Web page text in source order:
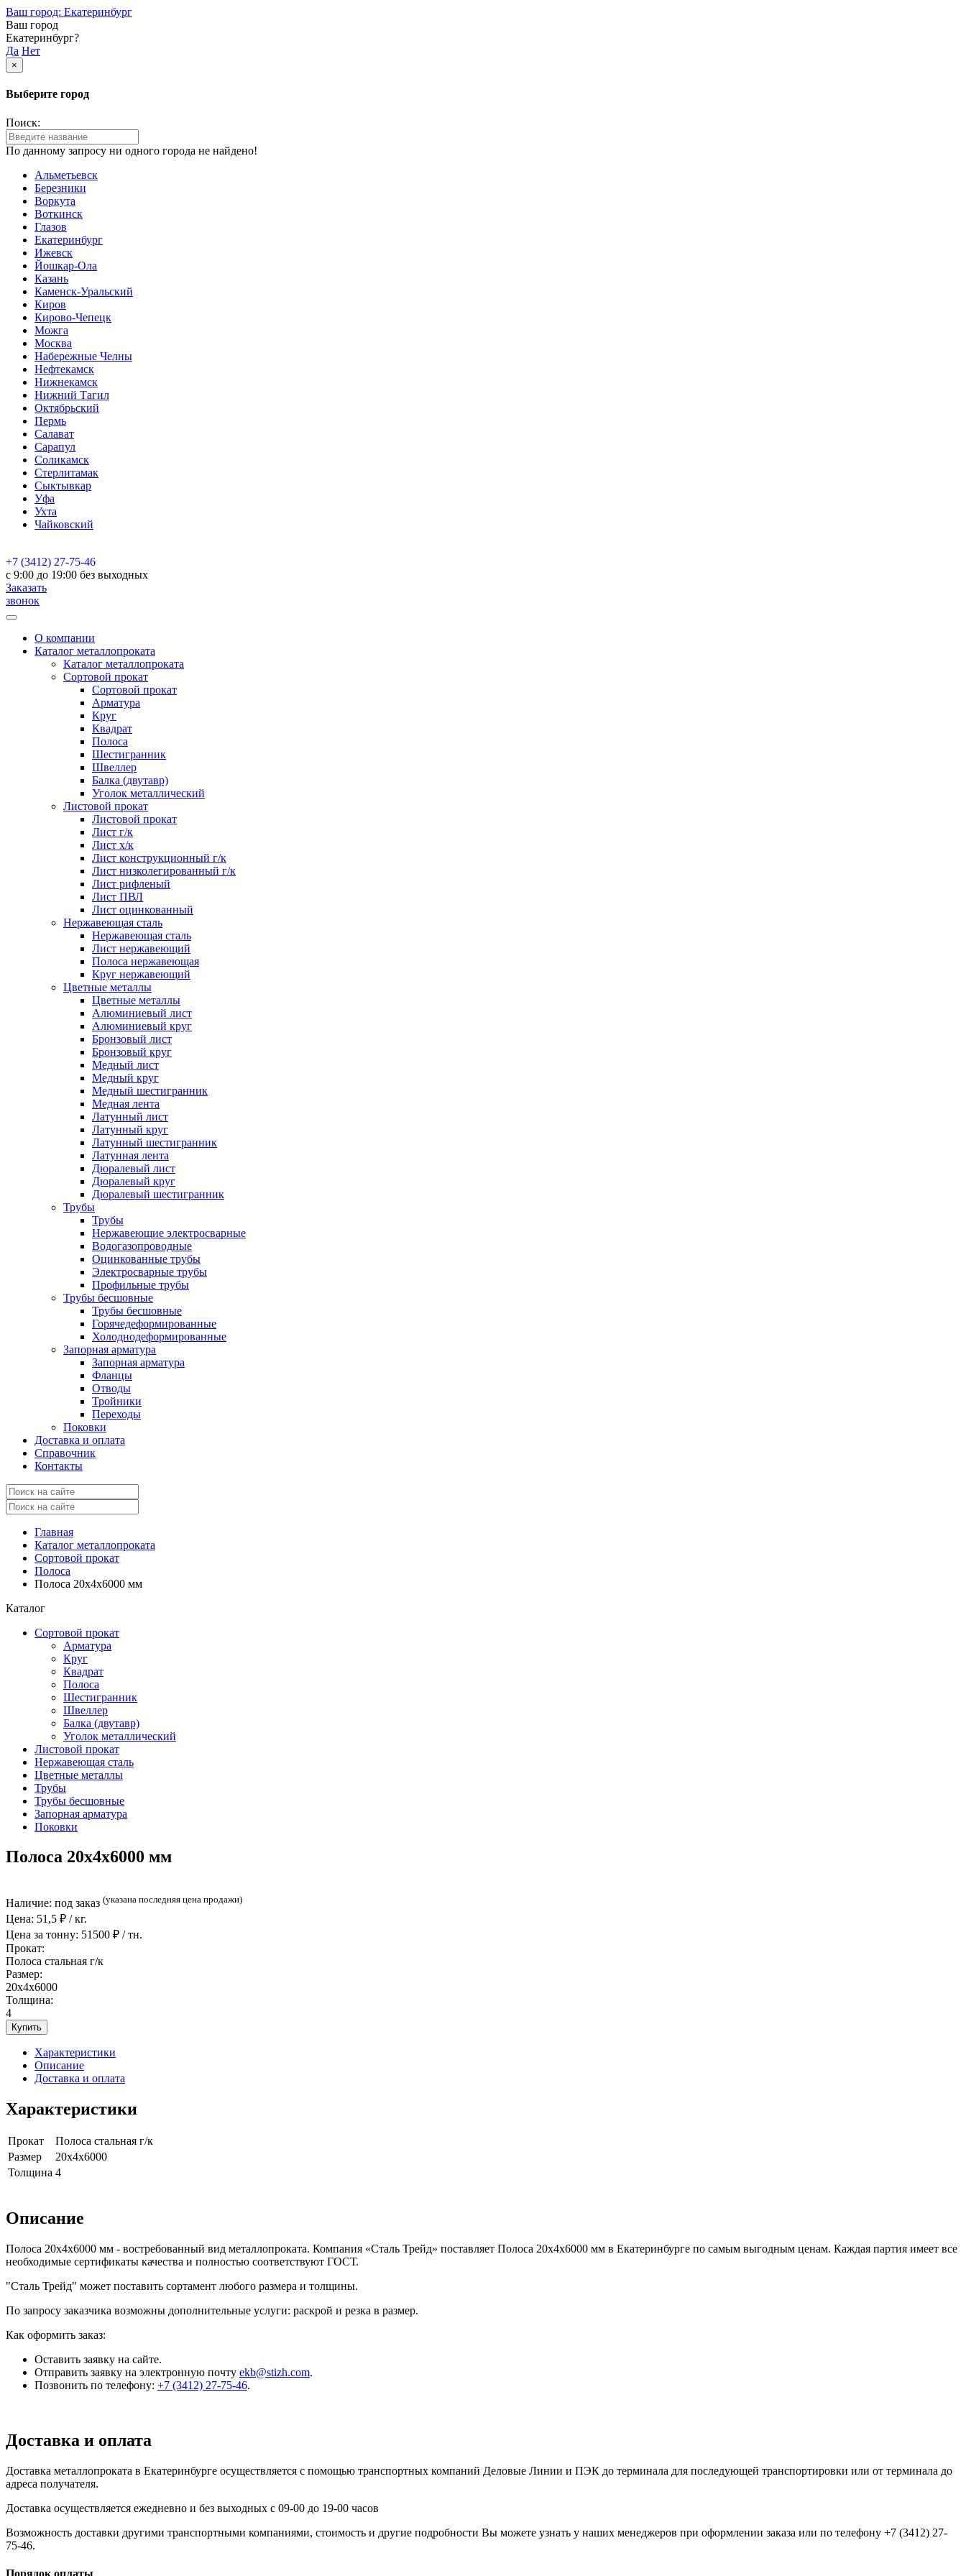
Ваш город: Екатеринбург
Ваш город
Екатеринбург?
Да Нет
×
Выберите город
Поиск:
По данному запросу ни одного города не найдено!
Альметьевск
Березники
Воркута
Воткинск
Глазов
Екатеринбург
Ижевск
Йошкар-Ола
Казань
Каменск-Уральский
Киров
Кирово-Чепецк
Можга
Москва
Набережные Челны
Нефтекамск
Нижнекамск
Нижний Тагил
Октябрьский
Пермь
Салават
Сарапул
Соликамск
Стерлитамак
Сыктывкар
Уфа
Ухта
Чайковский
+7 (3412) 27-75-46
c 9:00 до 19:00 без выходных
Заказать
звонок
О компании
Каталог металлопроката
Каталог металлопроката
Сортовой прокат
Сортовой прокат
Арматура
Круг
Квадрат
Полоса
Шестигранник
Швеллер
Балка (двутавр)
Уголок металлический
Листовой прокат
Листовой прокат
Лист г/к
Лист х/к
Лист конструкционный г/к
Лист низколегированный г/к
Лист рифленый
Лист ПВЛ
Лист оцинкованный
Нержавеющая сталь
Нержавеющая сталь
Лист нержавеющий
Полоса нержавеющая
Круг нержавеющий
Цветные металлы
Цветные металлы
Алюминиевый лист
Алюминиевый круг
Бронзовый лист
Бронзовый круг
Медный лист
Медный круг
Медный шестигранник
Медная лента
Латунный лист
Латунный круг
Латунный шестигранник
Латунная лента
Дюралевый лист
Дюралевый круг
Дюралевый шестигранник
Трубы
Трубы
Нержавеющие электросварные
Водогазопроводные
Оцинкованные трубы
Электросварные трубы
Профильные трубы
Трубы бесшовные
Трубы бесшовные
Горячедеформированные
Холоднодеформированные
Запорная арматура
Запорная арматура
Фланцы
Отводы
Тройники
Переходы
Поковки
Доставка и оплата
Справочник
Контакты
Главная
Каталог металлопроката
Сортовой прокат
Полоса
Полоса 20x4x6000 мм
Каталог
Сортовой прокат
Арматура
Круг
Квадрат
Полоса
Шестигранник
Швеллер
Балка (двутавр)
Уголок металлический
Листовой прокат
Нержавеющая сталь
Цветные металлы
Трубы
Трубы бесшовные
Запорная арматура
Поковки
Полоса 20x4x6000 мм
Наличие: под заказ (указана последняя цена продажи)
Цена: 51,5 ₽ / кг.
Цена за тонну: 51500 ₽ / тн.
Прокат:
Полоса стальная г/к
Размер:
20x4x6000
Толщина:
4
Купить
Характеристики
Описание
Доставка и оплата
Характеристики
Прокат
Полоса стальная г/к
Размер
20x4x6000
Толщина 4
Описание
Полоса 20x4x6000 мм - востребованный вид металлопроката. Компания «Сталь Трейд» поставляет Полоса 20x4x6000 мм в Екатеринбурге по самым выгодным ценам. Каждая партия имеет все
необходимые сертификаты качества и полностью соответствуют ГОСТ.
"Сталь Трейд" может поставить сортамент любого размера и толщины.
По запросу заказчика возможны дополнительные услуги: раскрой и резка в размер.
Как оформить заказ:
Оставить заявку на сайте.
Отправить заявку на электронную почту ekb@stizh.com.
Позвонить по телефону: +7 (3412) 27-75-46.
Доставка и оплата
Доставка металлопроката в Екатеринбурге осуществляется с помощью транспортных компаний Деловые Линии и ПЭК до терминала для последующей транспортировки или от терминала до
адреса получателя.
Доставка осуществляется ежедневно и без выходных с 09-00 до 19-00 часов
Возможность доставки другими транспортными компаниями, стоимость и другие подробности Вы можете узнать у наших менеджеров при оформлении заказа или по телефону +7 (3412) 27-
75-46.